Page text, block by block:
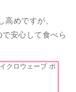
めですが、
安心して食べら
クロウェーブ ポ